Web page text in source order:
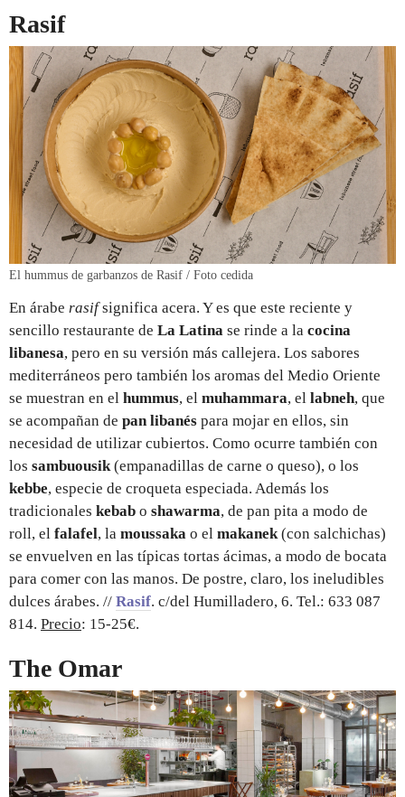
Rasif
El hummus de garbanzos de Rasif / Foto cedida
En árabe rasifsignifica acera. Y es que este reciente y
sencillo restaurante de La Latina se rinde a la cocina
libanesa, pero en su versión más callejera. Los sabores
mediterráneos pero también los aromas del Medio Oriente
se muestran en el hummus, el muhammara, el labneh, que
se acompañan de pan libanés para mojar en ellos, sin
necesidad de utilizar cubiertos. Como ocurre también con
los sambuousik (empanadillas de carne o queso), o los
kebbe, especie de croqueta especiada. Además los
tradicionales kebab o shawarma, de pan pita a modo de
roll, el falafel, la moussaka o el makanek (con salchichas)
se envuelven en las típicas tortas ácimas, a modo de bocata
para comer con las manos. De postre, claro, los ineludibles
dulces árabes. // Rasif. c/del Humilladero, 6. Tel.: 633 087
814. Precio: 15-25€.
The Omar